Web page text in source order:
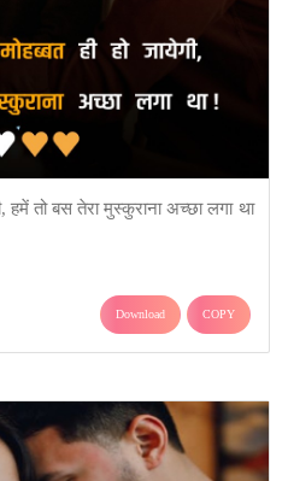
हमें तो बस तेरा मुस्कुराना अच्छा लगा था
Download COPY